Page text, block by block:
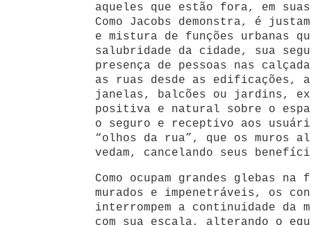
aqueles que estão fora, em
Como Jacobs demonstra, é
e mistura de funções urbanas
salubridade da cidade, sua
presença de pessoas nas
as ruas desde as edificações,
janelas, balcões ou jardins,
positiva e natural sobre o
o seguro e receptivo aos
“olhos da rua”, que os muros
vedam, cancelando seus
Como ocupam grandes glebas na
murados e impenetráveis, os
interrompem a continuidade da
com sua escala, alterando o